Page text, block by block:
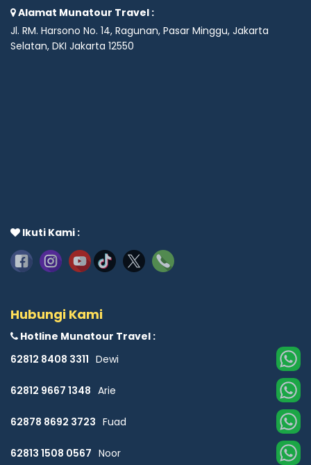
Alamat Munatour Travel :
Jl. RM. Harsono No. 14, Ragunan, Pasar Minggu, Jakarta
Selatan, DKI Jakarta 12550
Ikuti Kami :
Hubungi Kami
Hotline Munatour Travel :
62812 8408 3311 Dewi
62812 9667 1348 Arie
62878 8692 3723 Fuad
62813 1508 0567 Noor